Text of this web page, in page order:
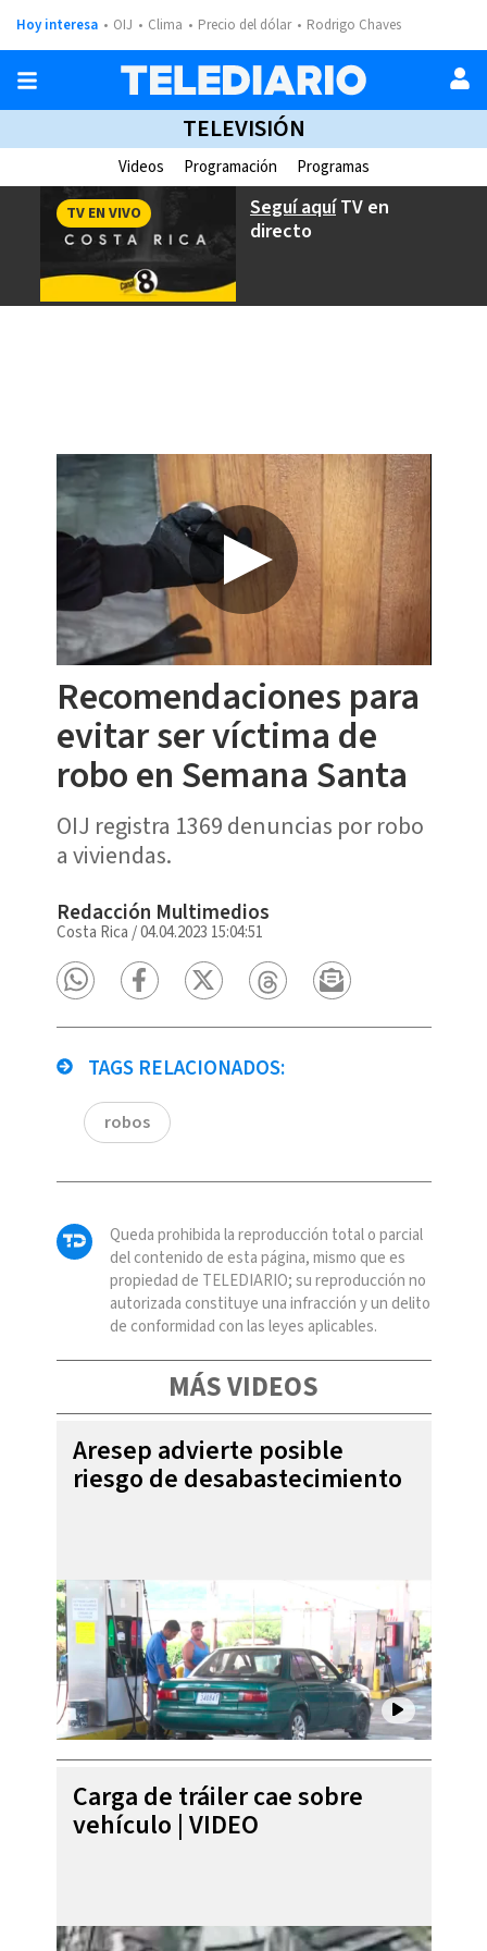
Hoy interesa OIJ Clima Precio del dólar Rodrigo Chaves
TELEVISIÓN
Videos Programación Programas
Seguí aquíTV en
directo
TV EN VIVO
Recomendaciones para
evitar ser víctima de
robo en Semana Santa
OIJ registra 1369 denuncias por robo
a viviendas.
Redacción Multimedios
Costa Rica /04.04.2023 15:04:51
TAGS RELACIONADOS:
robos
Queda prohibida la reproducción total o parcial
del contenido de esta página, mismo que es
propiedad de TELEDIARIO; su reproducción no
autorizada constituye una infracción y un delito
de conformidad con las leyes aplicables.
MÁS VIDEOS
Aresep advierte posible
riesgo de desabastecimiento
Carga de tráiler cae sobre
vehículo | VIDEO